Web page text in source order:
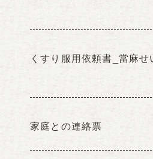
くすり服用依頼書_當麻せ
家庭との連絡票